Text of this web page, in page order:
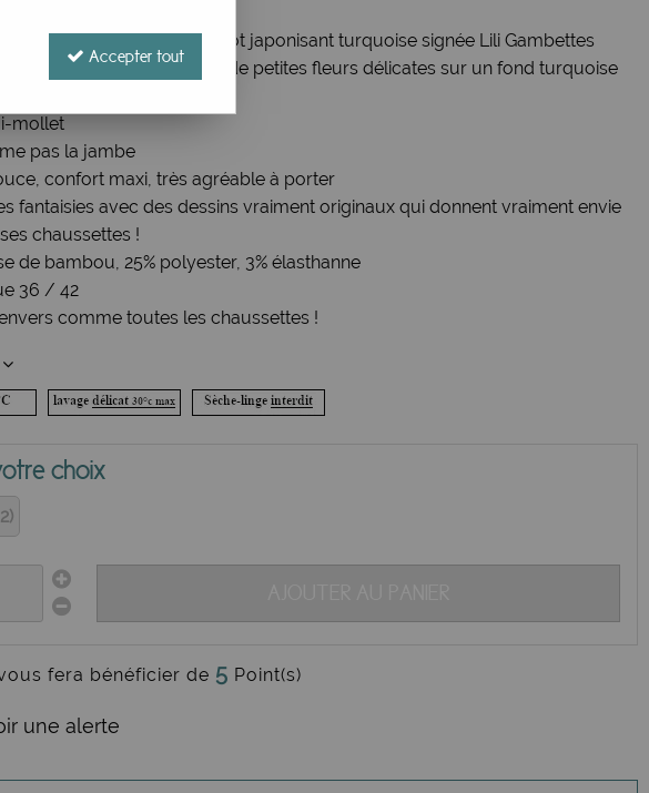
bambou femme – Coquelicot japonisant turquoise signée Lili Gambettes
rouge et orangé entouré de petites fleurs délicates sur un fond turquoise
mollet
pas la jambe
confort maxi, très agréable à porter
fantaisies avec des dessins vraiment originaux qui donnent vraiment envie
chaussettes !
de bambou, 25% polyester, 3% élasthanne
36 / 42
comme toutes les chaussettes !
choix
fera bénéficier de 5 Point(s)
une alerte
Accepter tout